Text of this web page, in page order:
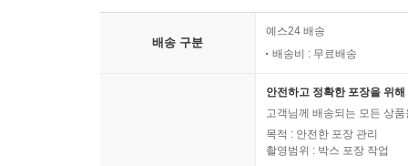
배송 구분
예스24 배송
배송비 : 무료배송
안전하고 정확한 포장을 위
고객님께 배송되는 모든 상
목적 : 안전한 포장 관리
촬영범위 : 박스 포장 작업